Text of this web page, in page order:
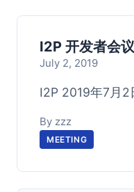
I2P 开发者会
July 2, 2019
I2P 2019年7月2
By zzz
MEETING